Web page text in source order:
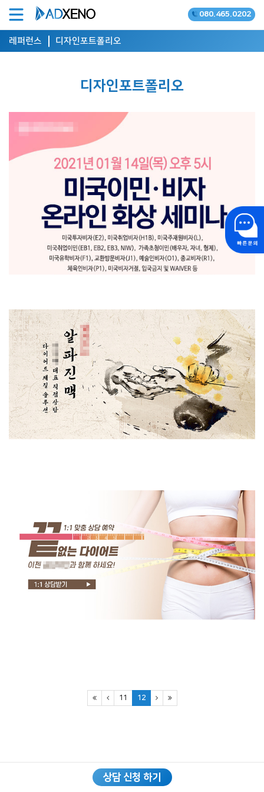
온라인광고 공식대행사 080.465.0202
레퍼런스 디자인포트폴리오
디자인포트폴리오
11 12
상담 신청 하기